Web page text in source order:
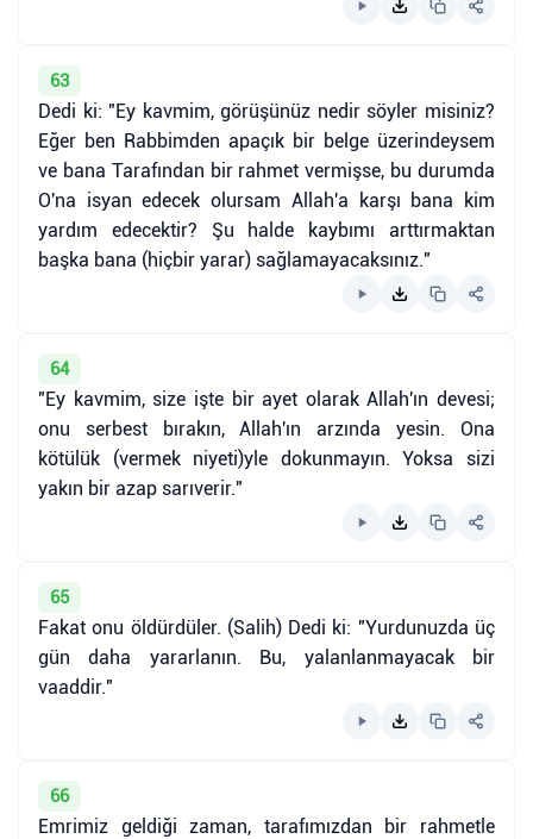
63
Dedi ki: "Ey kavmim, görüşünüz nedir söyler misiniz?
Eğer ben Rabbimden apaçık bir belge üzerindeysem
ve bana Tarafından bir rahmet vermişse, bu durumda
O'na isyan edecek olursam Allah'a karşı bana kim
yardım edecektir? Şu halde kaybımı arttırmaktan
başka bana (hiçbir yarar) sağlamayacaksınız."
64
"Ey kavmim, size işte bir ayet olarak Allah'ın devesi;
onu serbest bırakın, Allah'ın arzında yesin. Ona
kötülük (vermek niyeti)yle dokunmayın. Yoksa sizi
yakın bir azap sarıverir."
65
Fakat onu öldürdüler. (Salih) Dedi ki: "Yurdunuzda üç
gün daha yararlanın. Bu, yalanlanmayacak bir
vaaddir."
66
Emrimiz geldiği zaman, tarafımızdan bir rahmetle